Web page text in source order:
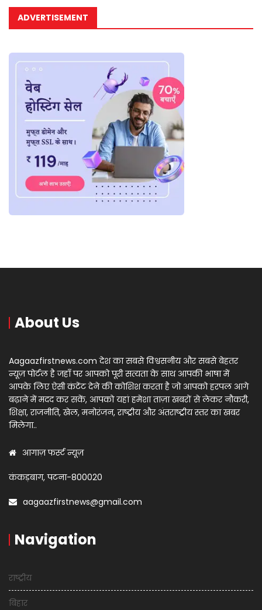
ADVERTISEMENT
About Us
Aagaazfirstnews.com देश का सबसे विश्वसनीय और सबसे बेहतर
न्यूज़ पोर्टल है जहाँ पर आपको पूरी सत्यता के साथ आपकी भाषा में
आपके लिए ऐसी कंटेंट देने की कोशिश करता है जो आपको हरपल आगे
बढ़ाने में मदद कर सकें, आपको यहां हमेशा ताज़ा खबरों से लेकर नौकरी,
शिक्षा, राजनीति, खेल, मनोरंजन, राष्ट्रीय और अंतराष्ट्रीय स्तर का खबर
मिलेगा..
आगाज़ फर्स्ट न्यूज़
कंकड़बाग, पटना-800020
aagaazfirstnews@gmail.com
Navigation
राष्ट्रीय
बिहार